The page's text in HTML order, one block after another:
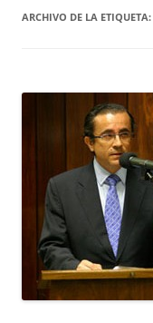
ARCHIVO DE LA ETIQUETA: